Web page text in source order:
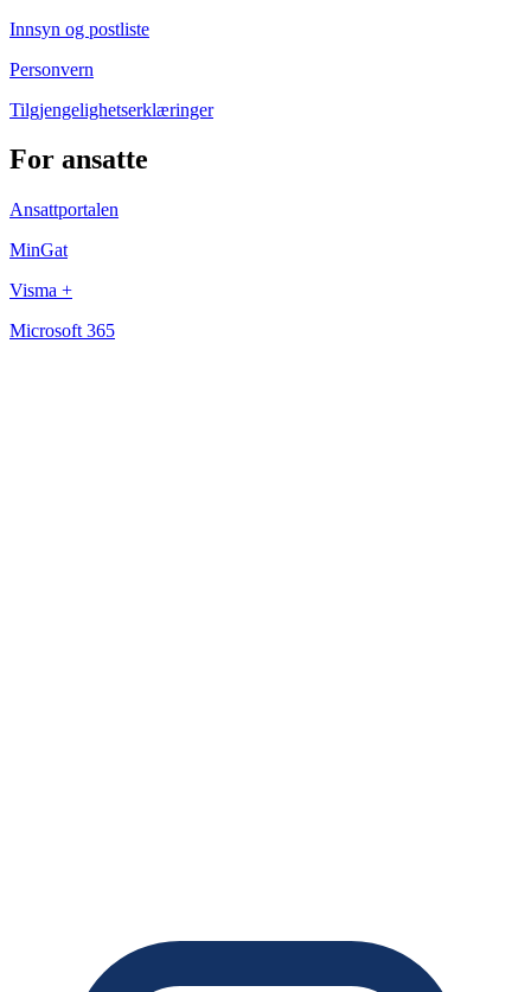
Innsyn og postliste
Personvern
Tilgjengelighetserklæringer
For ansatte
Ansattportalen
MinGat
Visma +
Microsoft 365